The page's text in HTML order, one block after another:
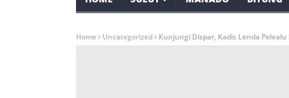
Home Uncategorized Kunjungi Dispar, Kadis Lenda